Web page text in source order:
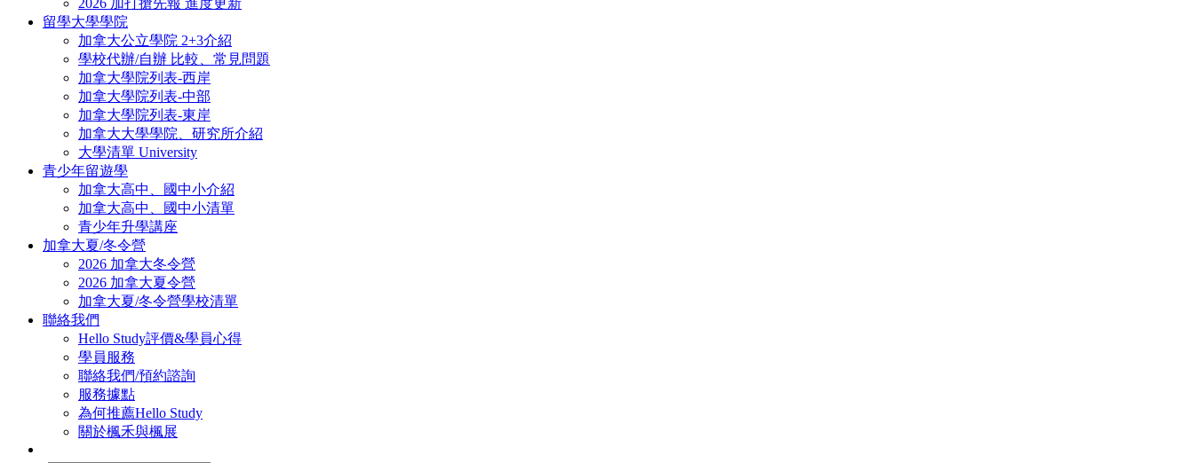
2026 加打搶先報 進度更新
留學大學學院
加拿大公立學院 2+3介紹
學校代辦/自辦 比較、常見問題
加拿大學院列表-西岸
加拿大學院列表-中部
加拿大學院列表-東岸
加拿大大學學院、研究所介紹
大學清單 University
青少年留遊學
加拿大高中、國中小介紹
加拿大高中、國中小清單
青少年升學講座
加拿大夏/冬令營
2026 加拿大冬令營
2026 加拿大夏令營
加拿大夏/冬令營學校清單
聯絡我們
Hello Study評價&學員心得
學員服務
聯絡我們/預約諮詢
服務據點
為何推薦Hello Study
關於楓禾與楓展